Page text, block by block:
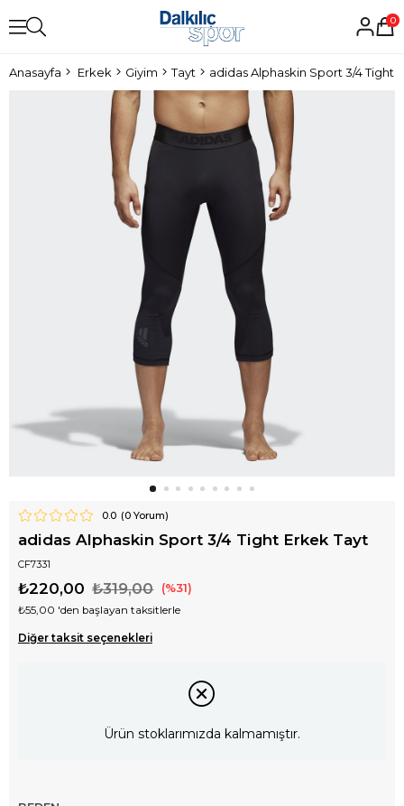
0
Anasayfa Erkek Giyim Tayt adidas Alphaskin Sport 3/4 Tight
0.0 (0Yorum)
adidas Alphaskin Sport 3/4 Tight Erkek Tayt
CF7331
₺319,00
₺220,00 31
₺55,00 'den başlayan taksitlerle
Diğer taksit seçenekleri
Ürün stoklarımızda kalmamıştır.